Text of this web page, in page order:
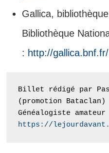
Gallica,
Bibliothèque
: http://gallica.bnf.fr/
Billet rédigé par
(promotion Bataclan)
https://